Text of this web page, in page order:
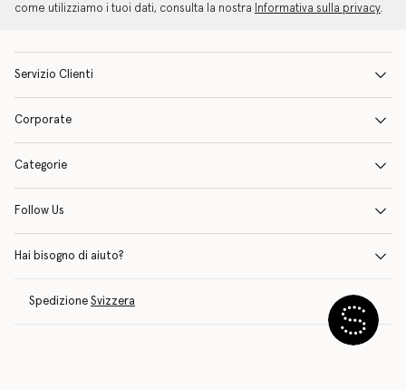
come utilizziamo i tuoi dati, consulta la nostra
Informativa sulla privacy.
Servizio Clienti
Corporate
Categorie
Follow Us
Hai bisogno di aiuto?
Spedizione Svizzera